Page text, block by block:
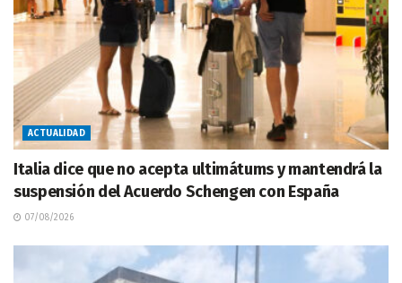
ACTUALIDAD
Italia dice que no acepta ultimátums y mantendrá la
suspensión del Acuerdo Schengen con España
07/08/2026